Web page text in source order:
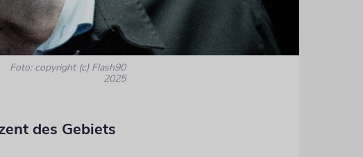
Foto: copyright (c) Flash90
2025
des Gebiets